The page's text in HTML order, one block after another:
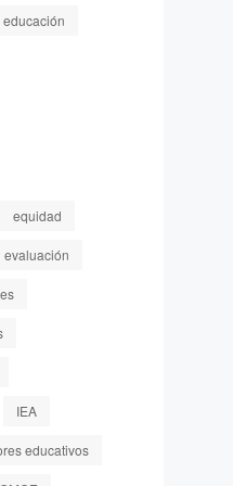
educación
equidad
evaluación
IEA
educativos